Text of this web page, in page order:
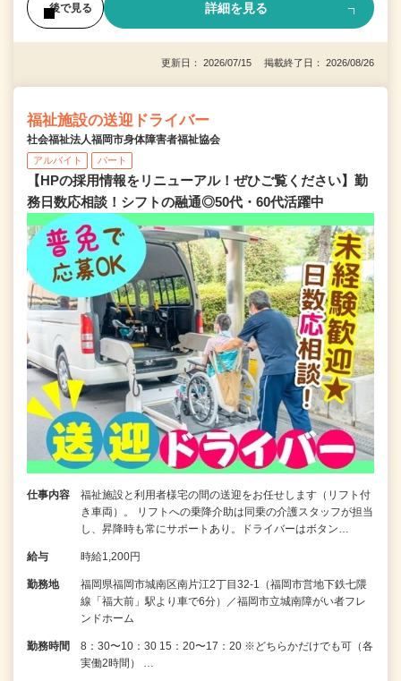
後で見る 詳細を見る
更新日： 2026/07/15 掲載終了日： 2026/08/26
福祉施設の送迎ドライバー
社会福祉法人福岡市身体障害者福祉協会
アルバイト パート
【HPの採用情報をリニューアル！ぜひご覧ください】勤
務日数応相談！シフトの融通◎50代・60代活躍中
仕事内容
福祉施設と利用者様宅の間の送迎をお任せします（リフト付
き車両）。 リフトへの乗降介助は同乗の介護スタッフが担当
し、昇降時も常にサポートあり。ドライバーはボタン…
給与 時給1,200円
勤務地
福岡県福岡市城南区南片江2丁目32-1（福岡市営地下鉄七隈
線「福大前」駅より車で6分）／福岡市立城南障がい者フレ
ンドホーム
勤務時間
8：30〜10：30 15：20〜17：20 ※どちらかだけでも可（各
実働2時間） …